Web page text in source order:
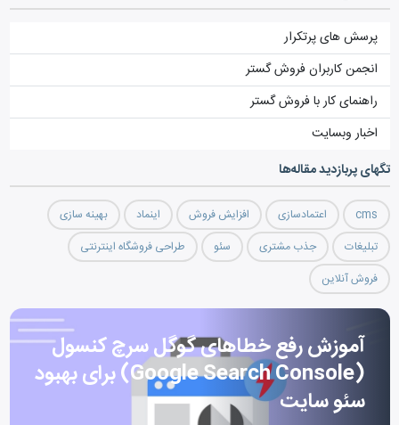
پرسش های پرتکرار
انجمن کاربران فروش گستر
راهنمای کار با فروش گستر
اخبار وبسایت
تگ‎های پربازدید مقاله‌ها
cms اعتمادسازی افزایش فروش اینماد
بهینه سازی
تبلیغات
جذب مشتری سئو
طراحی فروشگاه اینترنتی
فروش آنلاین
آموزش رفع خطاهای گوگل سرچ کنسول
(Google Search Console) برای بهبود
سئو سایت